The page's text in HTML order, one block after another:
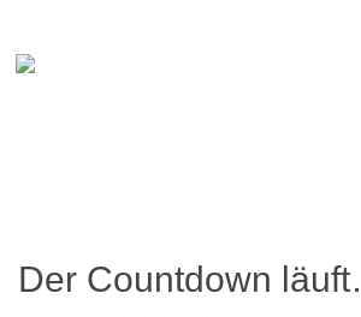
Der Countdown